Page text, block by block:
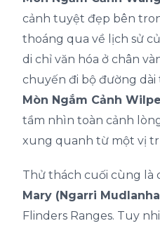
cảnh tuyệt đẹp bên
thoáng qua về lịch sử
di chỉ văn hóa ở chân
chuyến đi bộ đường
Mòn Ngắm Cảnh
tầm nhìn toàn cảnh
xung quanh từ một vị
Thử thách cuối cùng là
Mary (Ngarri
Flinders Ranges. Tuy